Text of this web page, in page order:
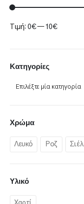
Τιμή:0€— 10€
Κατηγορίες
Χρώμα
Λευκό Ροζ Σιέλ
Υλικό